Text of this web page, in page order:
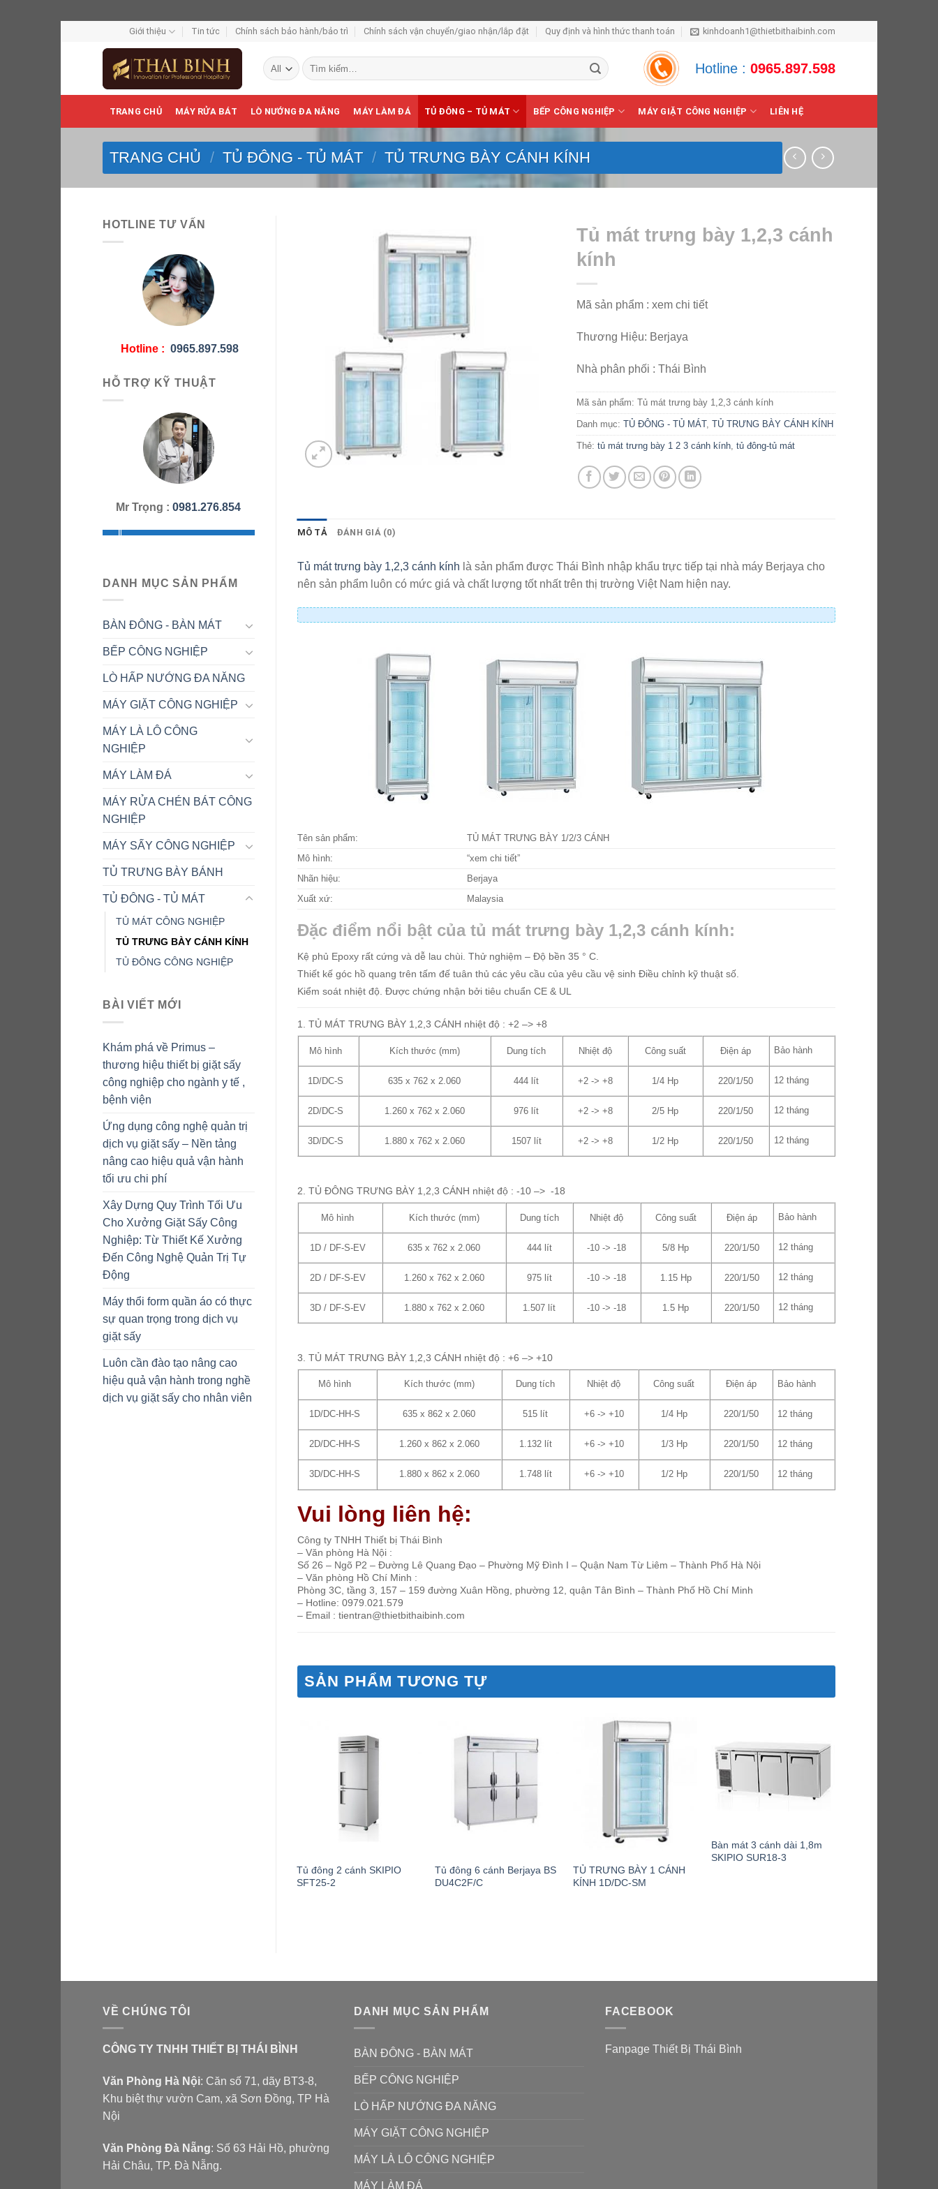
Giới thiệu Tin tức Chính sách bảo hành/bảo trì Chính sách vận chuyển/giao nhận/lắp đặt Quy định và hình thức thanh toán kinhdoanh1@thietbithaibinh.com
Tìm
kiếm:
Hotline : 0965.897.598
TRANG CHỦ MÁY RỬA BÁT LÒ NƯỚNG ĐA NĂNG MÁY LÀM ĐÁ TỦ ĐÔNG – TỦ MÁT BẾP CÔNG NGHIỆP MÁY GIẶT CÔNG NGHIỆP LIÊN HỆ
TRANG CHỦ / TỦ ĐÔNG - TỦ MÁT / TỦ TRƯNG BÀY CÁNH KÍNH
HOTLINE TƯ VẤN
Hotline :0965.897.598
HỖ TRỢ KỸ THUẬT
Mr Trọng :0981.276.854
DANH MỤC SẢN PHẨM
BÀN ĐÔNG - BÀN MÁT
BẾP CÔNG NGHIỆP
LÒ HẤP NƯỚNG ĐA NĂNG
MÁY GIẶT CÔNG NGHIỆP
MÁY LÀ LÔ CÔNG
NGHIỆP
MÁY LÀM ĐÁ
MÁY RỬA CHÉN BÁT CÔNG
NGHIỆP
MÁY SẤY CÔNG NGHIỆP
TỦ TRƯNG BÀY BÁNH
TỦ ĐÔNG - TỦ MÁT
TỦ MÁT CÔNG NGHIỆP
TỦ TRƯNG BÀY CÁNH KÍNH
TỦ ĐÔNG CÔNG NGHIỆP
BÀI VIẾT MỚI
Khám phá về Primus –
thương hiệu thiết bị giặt sấy
công nghiệp cho ngành y tế ,
bệnh viện
Ứng dụng công nghệ quản trị
dịch vụ giặt sấy – Nền tảng
nâng cao hiệu quả vận hành
tối ưu chi phí
Xây Dựng Quy Trình Tối Ưu
Cho Xưởng Giặt Sấy Công
Nghiệp: Từ Thiết Kế Xưởng
Đến Công Nghệ Quản Trị Tự
Động
Máy thổi form quần áo có thực
sự quan trọng trong dịch vụ
giặt sấy
Luôn cần đào tạo nâng cao
hiệu quả vận hành trong nghề
dịch vụ giặt sấy cho nhân viên
Tủ mát trưng bày 1,2,3 cánh
kính
Mã sản phẩm : xem chi tiết
Thương Hiệu: Berjaya
Nhà phân phối : Thái Bình
Mã sản phẩm:Tủ mát trưng bày 1,2,3 cánh kính
Danh mục:TỦ ĐÔNG - TỦ MÁT,TỦ TRƯNG BÀY CÁNH KÍNH
Thẻ:tủ mát trưng bày 1 2 3 cánh kính,tủ đông-tủ mát
MÔ TẢ ĐÁNH GIÁ (0)
Tủ mát trưng bày 1,2,3 cánh kính là sản phẩm được Thái Bình nhập khẩu trực tiếp tại nhà máy Berjaya cho
nên sản phẩm luôn có mức giá và chất lượng tốt nhất trên thị trường Việt Nam hiện nay.
Tên sản phẩm:
TỦ MÁT TRƯNG BÀY 1/2/3 CÁNH
Mô hình:
“xem chi tiết”
Nhãn hiệu:
Berjaya
Xuất xứ:
Malaysia
Đặc điểm nổi bật của tủ mát trưng bày 1,2,3 cánh kính:
Kệ phủ Epoxy rất cứng và dễ lau chùi. Thử nghiệm – Độ bền 35 ° C.
Thiết kế góc hồ quang trên tấm đế tuân thủ các yêu cầu của yêu cầu vệ sinh Điều chỉnh kỹ thuật số.
Kiểm soát nhiệt độ. Được chứng nhận bởi tiêu chuẩn CE & UL
1. TỦ MÁT TRƯNG BÀY 1,2,3 CÁNH nhiệt độ : +2 –> +8
Mô hình Kích thước (mm) Dung tích Nhiệt độ Công suất Điện áp Bảo hành
1D/DC-S 635 x 762 x 2.060 444 lít +2 -> +8 1/4 Hp 220/1/50 12 tháng
2D/DC-S 1.260 x 762 x 2.060 976 lít +2 -> +8 2/5 Hp 220/1/50 12 tháng
3D/DC-S 1.880 x 762 x 2.060 1507 lít +2 -> +8 1/2 Hp 220/1/50 12 tháng
2. TỦ ĐÔNG TRƯNG BÀY 1,2,3 CÁNH nhiệt độ : -10 –> -18
Mô hình Kích thước (mm) Dung tích Nhiệt độ Công suất Điện áp Bảo hành
1D / DF-S-EV 635 x 762 x 2.060 444 lít -10 -> -18 5/8 Hp 220/1/50 12 tháng
2D / DF-S-EV 1.260 x 762 x 2.060 975 lít -10 -> -18 1.15 Hp 220/1/50 12 tháng
3D / DF-S-EV 1.880 x 762 x 2.060 1.507 lít -10 -> -18 1.5 Hp 220/1/50 12 tháng
3. TỦ MÁT TRƯNG BÀY 1,2,3 CÁNH nhiệt độ : +6 –> +10
Mô hình Kích thước (mm) Dung tích Nhiệt độ Công suất Điện áp Bảo hành
1D/DC-HH-S 635 x 862 x 2.060 515 lít +6 -> +10 1/4 Hp 220/1/50 12 tháng
2D/DC-HH-S 1.260 x 862 x 2.060 1.132 lít +6 -> +10 1/3 Hp 220/1/50 12 tháng
3D/DC-HH-S 1.880 x 862 x 2.060 1.748 lít +6 -> +10 1/2 Hp 220/1/50 12 tháng
Vui lòng liên hệ:
Công ty TNHH Thiết bị Thái Bình
– Văn phòng Hà Nội :
Số 26 – Ngõ P2 – Đường Lê Quang Đạo – Phường Mỹ Đình I – Quận Nam Từ Liêm – Thành Phố Hà Nội
– Văn phòng Hồ Chí Minh :
Phòng 3C, tầng 3, 157 – 159 đường Xuân Hồng, phường 12, quận Tân Bình – Thành Phố Hồ Chí Minh
– Hotline: 0979.021.579
– Email : tientran@thietbithaibinh.com
SẢN PHẨM TƯƠNG TỰ
Tủ đông 2 cánh SKIPIO
SFT25-2
Tủ đông 6 cánh Berjaya BS
DU4C2F/C
TỦ TRƯNG BÀY 1 CÁNH
KÍNH 1D/DC-SM
Bàn mát 3 cánh dài 1,8m
SKIPIO SUR18-3
VỀ CHÚNG TÔI
CÔNG TY TNHH THIẾT BỊ THÁI BÌNH
Văn Phòng Hà Nội: Căn số 71, dãy BT3-8,
Khu biệt thự vườn Cam, xã Sơn Đồng, TP Hà
Nội
Văn Phòng Đà Nẵng: Số 63 Hải Hồ, phường
Hải Châu, TP. Đà Nẵng.
DANH MỤC SẢN PHẨM
BÀN ĐÔNG - BÀN MÁT
BẾP CÔNG NGHIỆP
LÒ HẤP NƯỚNG ĐA NĂNG
MÁY GIẶT CÔNG NGHIỆP
MÁY LÀ LÔ CÔNG NGHIỆP
MÁY LÀM ĐÁ
FACEBOOK
Fanpage Thiết Bị Thái Bình